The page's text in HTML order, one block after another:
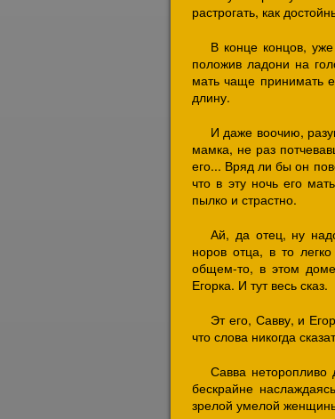
растрогать, как
В конце концов,
положив ладони на
мать чаще принимать
длину.
И даже воочию,
мамка, не раз
его... Вряд ли бы он
что в эту ночь его
пылко и страстно.
Ай, да отец, ну
норов отца, в то
общем-то, в этом
Егорка. И тут весь сказ.
Эт его, Савву, и
что слова никогда
Савва неторопливо
бескрайне
зрелой умелой